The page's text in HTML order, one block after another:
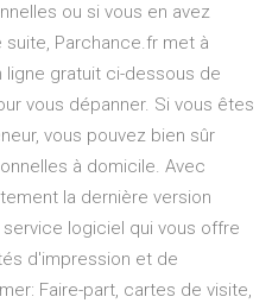
ou si vous en avez
Parchance.fr met à
gratuit ci-dessous de
vous dépanner. Si vous êtes
vous pouvez bien sûr
à domicile. Avec
la dernière version
service logiciel qui vous offre
d'impression et de
Faire-part, cartes de visite,